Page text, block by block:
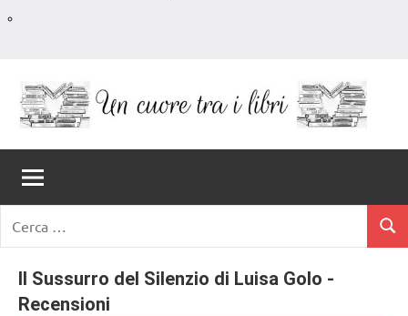
contenuto
Un
Cuore
Tra
I
Libri
romanzi
romance
e
non
solo.
Recensioni,
per:
Il Sussurro del Silenzio di Luisa Golo -
Recensioni